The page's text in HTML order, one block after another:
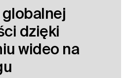
dzięki
wideo na